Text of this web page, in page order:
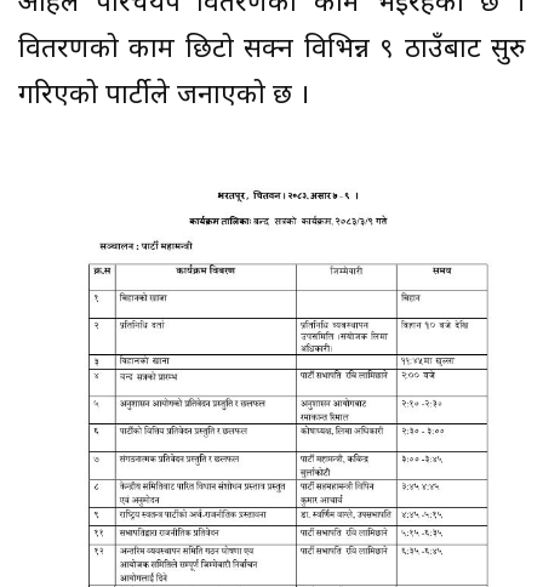
वितरणको काम छिटो सक्न विभिन्न ९ ठाउँबाट सुरु
गरिएको पार्टीले जनाएको छ ।